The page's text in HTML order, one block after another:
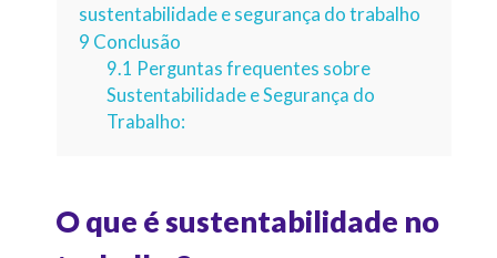
sustentabilidade e segurança do trabalho
9 Conclusão
9.1 Perguntas frequentes sobre
Sustentabilidade e Segurança do
Trabalho:
O que é sustentabilidade no